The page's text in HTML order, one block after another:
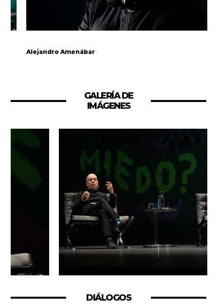
Alejandro Amenábar
GALERÍA DE
IMÁGENES
DIÁLOGOS